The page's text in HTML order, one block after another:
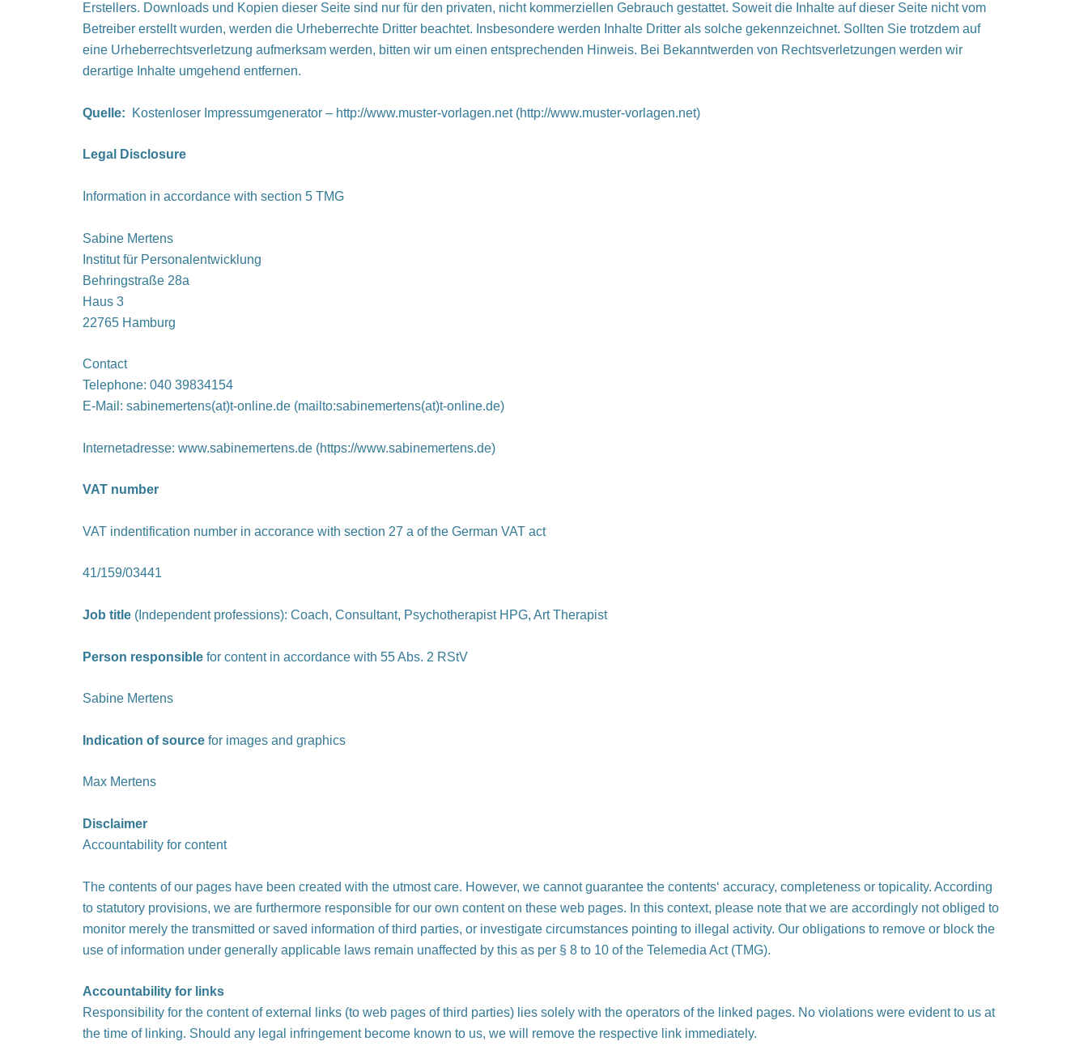
Erstellers. Downloads und Kopien dieser Seite sind nur für den privaten, nicht kommerziellen Gebrauch gestattet. Soweit die Inhalte auf dieser Seite nicht vom
Betreiber erstellt wurden, werden die Urheberrechte Dritter beachtet. Insbesondere werden Inhalte Dritter als solche gekennzeichnet. Sollten Sie trotzdem auf
eine Urheberrechtsverletzung aufmerksam werden, bitten wir um einen entsprechenden Hinweis. Bei Bekanntwerden von Rechtsverletzungen werden wir
derartige Inhalte umgehend entfernen.
Quelle: Kostenloser Impressumgenerator – http://www.muster-vorlagen.net (http://www.muster-vorlagen.net)
Legal Disclosure
Information in accordance with section 5 TMG
Sabine Mertens
Institut für Personalentwicklung
Behringstraße 28a
Haus 3
22765 Hamburg
Contact
Telephone: 040 39834154
E-Mail: sabinemertens(at)t-online.de (mailto:sabinemertens(at)t-online.de)
Internetadresse: www.sabinemertens.de (https://www.sabinemertens.de)
VAT number
VAT indentification number in accorance with section 27 a of the German VAT act
41/159/03441
Job title (Independent professions): Coach, Consultant, Psychotherapist HPG, Art Therapist
Person responsible for content in accordance with 55 Abs. 2 RStV
Sabine Mertens
Indication of source for images and graphics
Max Mertens
Disclaimer
Accountability for content
The contents of our pages have been created with the utmost care. However, we cannot guarantee the contents‘ accuracy, completeness or topicality. According
to statutory provisions, we are furthermore responsible for our own content on these web pages. In this context, please note that we are accordingly not obliged to
monitor merely the transmitted or saved information of third parties, or investigate circumstances pointing to illegal activity. Our obligations to remove or block the
use of information under generally applicable laws remain unaffected by this as per § 8 to 10 of the Telemedia Act (TMG).
Accountability for links
Responsibility for the content of external links (to web pages of third parties) lies solely with the operators of the linked pages. No violations were evident to us at
the time of linking. Should any legal infringement become known to us, we will remove the respective link immediately.